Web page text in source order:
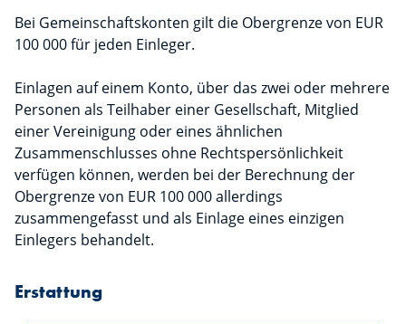
Bei Gemeinschaftskonten gilt die Obergrenze von EUR
100 000 für jeden Einleger.
Einlagen auf einem Konto, über das zwei oder mehrere
Personen als Teilhaber einer Gesellschaft, Mitglied
einer Vereinigung oder eines ähnlichen
Zusammenschlusses ohne Rechtspersönlichkeit
verfügen können, werden bei der Berechnung der
Obergrenze von EUR 100 000 allerdings
zusammengefasst und als Einlage eines einzigen
Einlegers behandelt.
Erstattung